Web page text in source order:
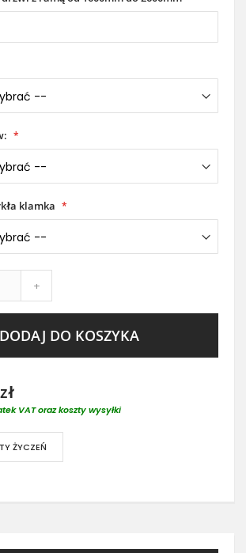
klamka
+
DODAJ DO KOSZYKA
VAT oraz koszty wysyłki
ŻYCZEŃ